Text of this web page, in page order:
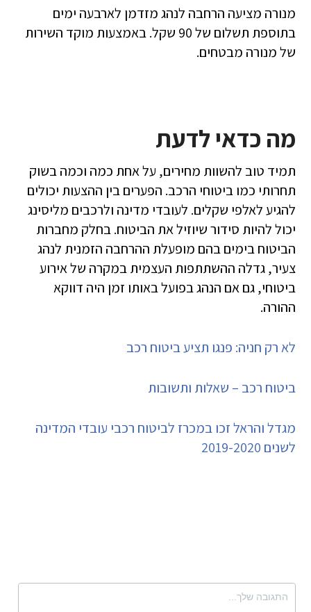
מנורה מציעה הרחבה לנהג מזדמן לארבעה ימים
בתוספת תשלום של 90 שקל. באמצעות מוקד השירות
של מנורה מבטחים.
מה כדאי לדעת
תמיד טוב להשוות מחירים, על אחת כמה וכמה בשוק
תחרותי כמו ביטוחי הרכב. הפערים בין ההצעות יכולים
להגיע לאלפי שקלים. לעובדי מדינה ולרכבים מליסינג
יכול להיות סידור שיוזיל את הביטוח. בחלק מחברות
הביטוח בימים בהם מופעלת ההרחבה הזמנית לנהג
צעיר, גדלה ההשתתפות העצמית במקרה של אירוע
ביטוחי, גם אם הנהג בפועל באותו זמן היה דווקא
ההורה.
לא רק חניה: פנגו תציע ביטוח רכב
ביטוח רכב – שאלות ותשובות
מגדל והראל זכו במכרז לביטוח רכבי עובדי המדינה
לשנים 2019-2020